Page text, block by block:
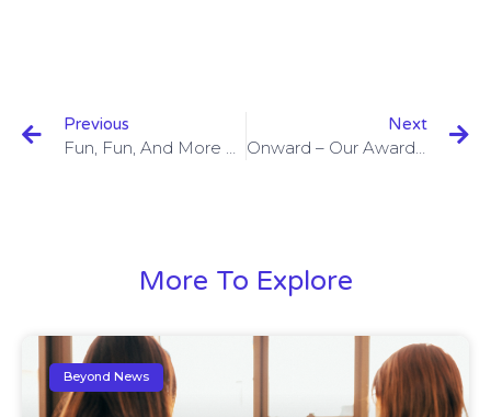
Previous Next
More To Explore
Beyond News